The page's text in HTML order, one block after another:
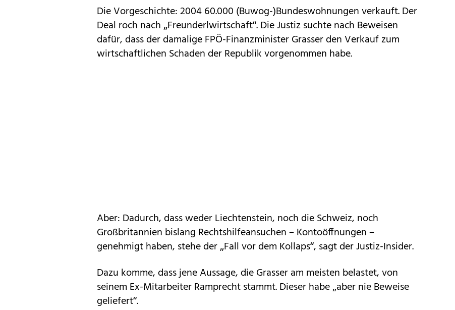
Die Vorgeschichte: 2004 60.000 (Buwog-)Bundeswohnungen verkauft. Der
Deal roch nach „Freunderlwirtschaft“. Die Justiz suchte nach Beweisen
dafür, dass der damalige FPÖ-Finanzminister Grasser den Verkauf zum
wirtschaftlichen Schaden der Republik vorgenommen habe.
Aber: Dadurch, dass weder Liechtenstein, noch die Schweiz, noch
Großbritannien bislang Rechtshilfeansuchen – Kontoöffnungen –
genehmigt haben, stehe der „Fall vor dem Kollaps“, sagt der Justiz-Insider.
Dazu komme, dass jene Aussage, die Grasser am meisten belastet, von
seinem Ex-Mitarbeiter Ramprecht stammt. Dieser habe „aber nie Beweise
geliefert“.